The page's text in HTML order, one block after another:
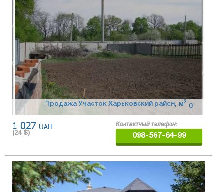
Продажа Участок Харьковский район, 0
м2
1 027 UAH
(24 $)
Контактный телефон:
098-567-64-99